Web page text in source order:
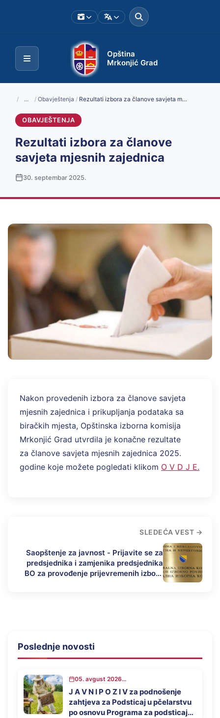
Opština
Mrkonjić Grad
/ ... / Obavještenja / Rezultati izbora za članove savjeta mjesnih zajednica
OBAVJEŠTENJA
Rezultati izbora za članove
savjeta mjesnih zajednica
30. septembar 2025.
Nakon provedenih izbora za članove savjeta
mjesnih zajednica i prikupljanja podataka sa
biračkih mjesta, Opštinska izborna komisija
Mrkonjić Grad utvrdila je konačne rezultate
za članove savjeta mjesnih zajednica 2025.
godine koje možete pogledati klikom O V D J E.
SLEDEĆA VEST
Saopštenje za javnost - Prijavite se za
predsjednika i zamjenika predsjednika
BO za provođenje prijevremenih izbora
Poslednje novosti
05. avgust 2026...
J A V N I P O Z I V za podnošenje
zahtjeva za Podsticaj u pčelarstvu
po osnovu Programa za podsticaj